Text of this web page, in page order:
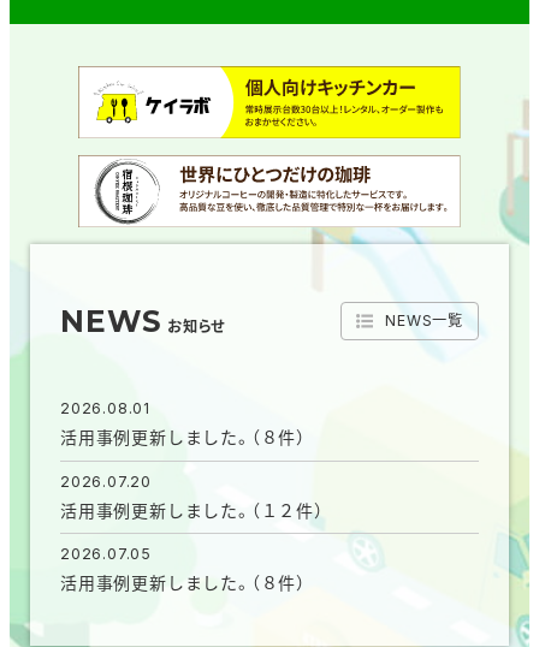
NEWS お知らせ NEWS一覧
2026.08.01
活用事例更新しました。（８件）
2026.07.20
活用事例更新しました。（１２件）
2026.07.05
活用事例更新しました。（８件）